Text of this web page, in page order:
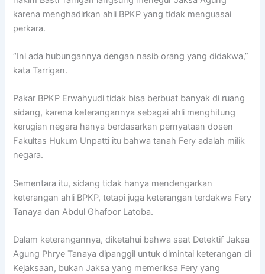
karena menghadirkan ahli BPKP yang tidak menguasai
perkara.
“Ini ada hubungannya dengan nasib orang yang didakwa,”
kata Tarrigan.
Pakar BPKP Erwahyudi tidak bisa berbuat banyak di ruang
sidang, karena keterangannya sebagai ahli menghitung
kerugian negara hanya berdasarkan pernyataan dosen
Fakultas Hukum Unpatti itu bahwa tanah Fery adalah milik
negara.
Sementara itu, sidang tidak hanya mendengarkan
keterangan ahli BPKP, tetapi juga keterangan terdakwa Fery
Tanaya dan Abdul Ghafoor Latoba.
Dalam keterangannya, diketahui bahwa saat Detektif Jaksa
Agung Phrye Tanaya dipanggil untuk dimintai keterangan di
Kejaksaan, bukan Jaksa yang memeriksa Fery yang